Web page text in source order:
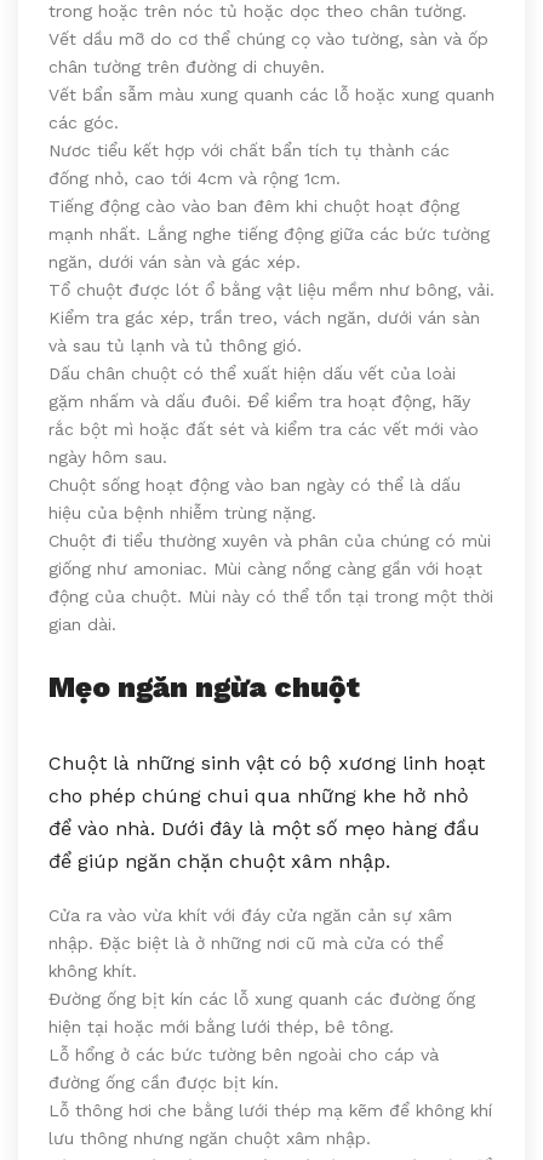
trong hoặc trên nóc tủ hoặc dọc theo chân tường.
Vết dầu mỡ do cơ thể chúng cọ vào tường, sàn và ốp
chân tường trên đường di chuyên.
Vết bẩn sẫm màu xung quanh các lỗ hoặc xung quanh
các góc.
Nươc tiểu kết hợp với chất bẩn tích tụ thành các
đống nhỏ, cao tới 4cm và rộng 1cm.
Tiếng động cào vào ban đêm khi chuột hoạt động
mạnh nhất. Lắng nghe tiếng động giữa các bức tường
ngăn, dưới ván sàn và gác xép.
Tổ chuột được lót ổ bằng vật liệu mềm như bông, vải.
Kiểm tra gác xép, trần treo, vách ngăn, dưới ván sàn
và sau tủ lạnh và tủ thông gió.
Dấu chân chuột có thể xuất hiện dấu vết của loài
gặm nhấm và dấu đuôi. Để kiểm tra hoạt động, hãy
rắc bột mì hoặc đất sét và kiểm tra các vết mới vào
ngày hôm sau.
Chuột sống hoạt động vào ban ngày có thể là dấu
hiệu của bệnh nhiễm trùng nặng.
Chuột đi tiểu thường xuyên và phân của chúng có mùi
giống như amoniac. Mùi càng nồng càng gần với hoạt
động của chuột. Mùi này có thể tồn tại trong một thời
gian dài.
Mẹo ngăn ngừa chuột
Chuột là những sinh vật có bộ xương linh hoạt
cho phép chúng chui qua những khe hở nhỏ
để vào nhà. Dưới đây là một số mẹo hàng đầu
để giúp ngăn chặn chuột xâm nhập.
Cửa ra vào vừa khít với đáy cửa ngăn cản sự xâm
nhập. Đặc biệt là ở những nơi cũ mà cửa có thể
không khít.
Đường ống bịt kín các lỗ xung quanh các đường ống
hiện tại hoặc mới bằng lưới thép, bê tông.
Lỗ hổng ở các bức tường bên ngoài cho cáp và
đường ống cần được bịt kín.
Lỗ thông hơi che bằng lưới thép mạ kẽm để không khí
lưu thông nhưng ngăn chuột xâm nhập.